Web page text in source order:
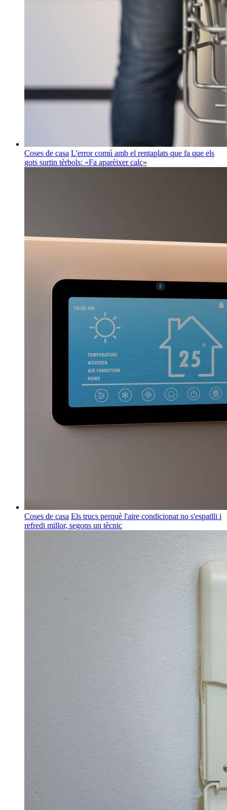
Coses de casa L'error comú amb el rentaplats que fa que els
gots surtin tèrbols: «Fa aparèixer calç»
Coses de casa Els trucs perquè l'aire condicionat no s'espatlli i
refredi millor, segons un tècnic